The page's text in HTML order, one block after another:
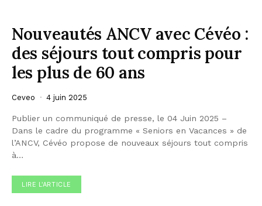
Nouveautés ANCV avec Cévéo :
des séjours tout compris pour
les plus de 60 ans
Ceveo 4 juin 2025
Publier un communiqué de presse, le 04 Juin 2025 –
Dans le cadre du programme « Seniors en Vacances » de
l’ANCV, Cévéo propose de nouveaux séjours tout compris
à…
LIRE L'ARTICLE